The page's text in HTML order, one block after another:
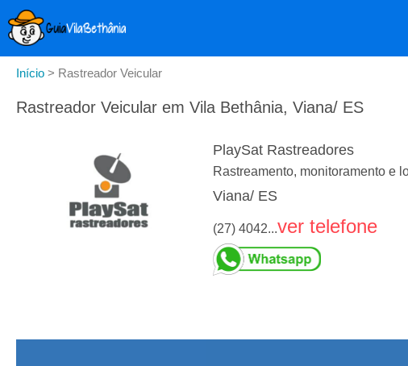
Início > Rastreador Veicular
Rastreador Veicular em Vila Bethânia, Viana/ ES
PlaySat Rastreadores
Rastreamento, monitoramento e
Viana/ ES
(27) 4042...ver telefone